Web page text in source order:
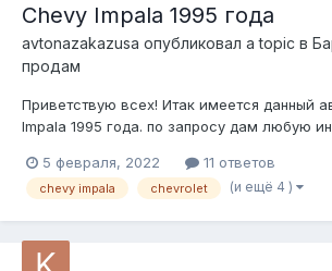
Chevy Impala 1995 года
avtonazakazusa опубликовал a topic в
продам
Приветствую всех! Итак имеется данный
Impala 1995 года. по запросу дам любую
пометкой джанк в тайтле. Жду Ваших
5 февраля, 2022 11 ответов
chevy impala chevrolet (и ещё 4 )